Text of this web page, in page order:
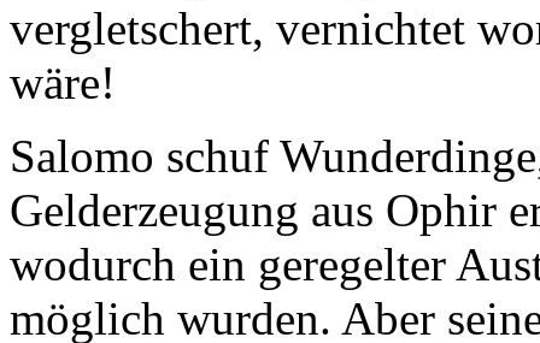
vergletschert, vernichtet
wäre!
Salomo schuf
Gelderzeugung aus Ophir
wodurch ein geregelter
möglich wurden. Aber